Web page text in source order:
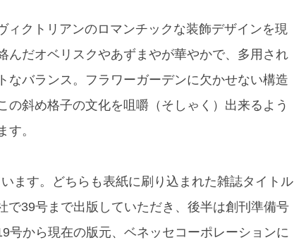
クトリアンのロマンチックな装飾デザインを現
んだオベリスクやあずまやが華やかで、多用され
なバランス。フラワーガーデンに欠かせない構造
斜め格子の文化を咀嚼（そしゃく）出来るよう
す。
ます。どちらも表紙に刷り込まれた雑誌タイトル
39号まで出版していただき、後半は創刊準備号
号から現在の版元、ベネッセコーポレーションに